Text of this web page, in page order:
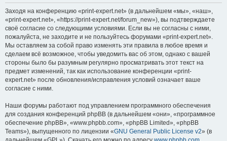
Заходя на конференцию «print-expert.net» (в дальнейшем «мы», «наш»,
«print-expert.net», «https://print-expert.net/forum_new»), вы подтверждаете
своё согласие со следующими условиями. Если вы не согласны с ними,
пожалуйста, не заходите и не пользуйтесь форумами «print-expert.net».
Мы оставляем за собой право изменять эти правила в любое время и
сделаем всё возможное, чтобы уведомить вас об этом, однако с вашей
стороны было бы разумным регулярно просматривать этот текст на
предмет изменений, так как использование конференции «print-
expert.net» после обновления/исправления условий означает ваше
согласие с ними.
Наши форумы работают под управлением программного обеспечения
для создания конференций phpBB (в дальнейшем «они», «программное
обеспечение phpBB», «www.phpbb.com», «phpBB Limited», «phpBB
Teams»), выпущенного по лицензии «GNU General Public License v2» (в